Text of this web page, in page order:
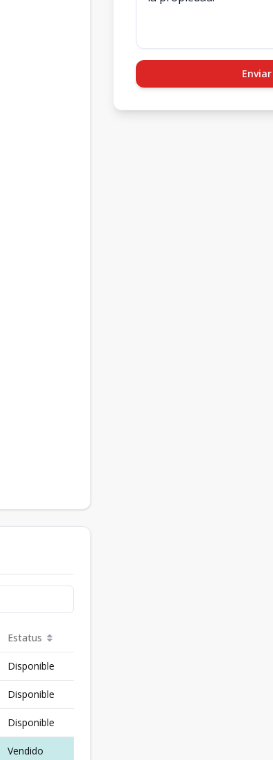
Estatus
Disponible
Disponible
Disponible
Vendido
Enviar